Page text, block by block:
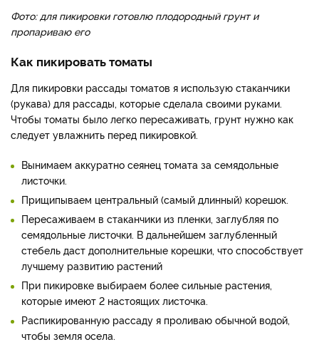
Фото: для пикировки готовлю плодородный грунт и
пропариваю его
Как пикировать томаты
Для пикировки рассады томатов я использую стаканчики
(рукава) для рассады, которые сделала своими руками.
Чтобы томаты было легко пересаживать, грунт нужно как
следует увлажнить перед пикировкой.
Вынимаем аккуратно сеянец томата за семядольные
листочки.
Прищипываем центральный (самый длинный) корешок.
Пересаживаем в стаканчики из пленки, заглубляя по
семядольные листочки. В дальнейшем заглубленный
стебель даст дополнительные корешки, что способствует
лучшему развитию растений
При пикировке выбираем более сильные растения,
которые имеют 2 настоящих листочка.
Распикированную рассаду я проливаю обычной водой,
чтобы земля осела.